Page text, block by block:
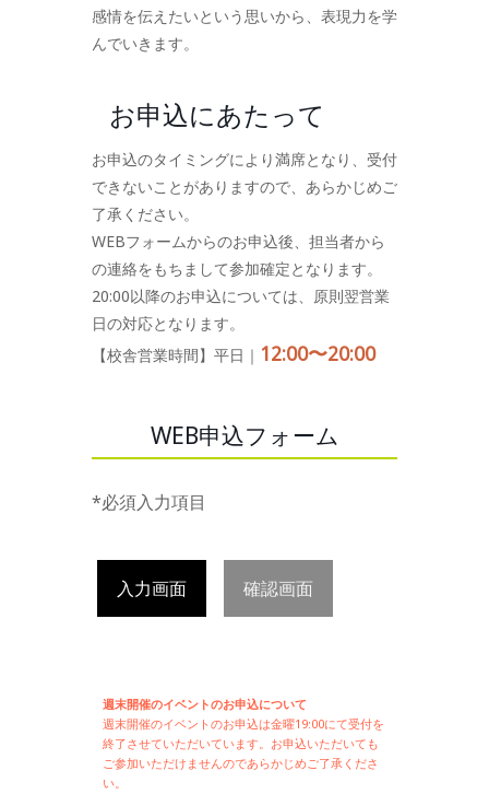
感情を伝えたいという思いから、表現力を学
んでいきます。
お申込にあたって
お申込のタイミングにより満席となり、受付
できないことがありますので、あらかじめご
了承ください。
WEBフォームからのお申込後、担当者から
の連絡をもちまして参加確定となります。
20:00以降のお申込については、原則翌営業
日の対応となります。
【校舎営業時間】平日｜ 12:00〜20:00
WEB申込フォーム
*必須入力項目
入力画面 確認画面
週末開催のイベントのお申込について
週末開催のイベントのお申込は金曜19:00にて受付を
終了させていただいています。お申込いただいても
ご参加いただけませんのであらかじめご了承くださ
い。